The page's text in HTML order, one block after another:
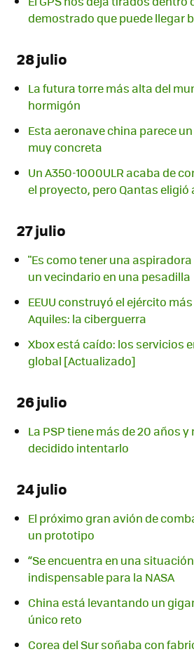
demostrado que puede llegar
28 julio
La futura torre más alta del
hormigón
Esta aeronave china parece
muy concreta
Un A350-1000ULR acaba de
el proyecto, pero Qantas eligió
27 julio
"Es como tener una
un vecindario en una pesadilla
EEUU construyó el ejército
Aquiles: la ciberguerra
Xbox está caído: los servicios
global [Actualizado]
26 julio
La PSP tiene más de 20 años
decidido intentarlo
24 julio
El próximo gran avión de
un prototipo
“Se encuentra en una
indispensable para la NASA
China está levantando un
único reto
Corea del Sur soñaba con